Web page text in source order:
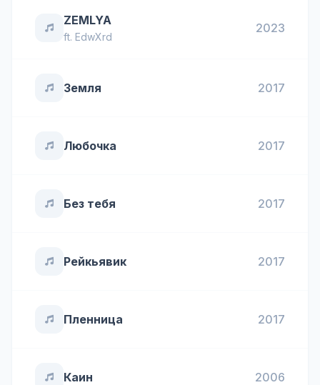
ZEMLYA
ft. EdwXrd
2023
Земля 2017
Любочка 2017
Без тебя 2017
Рейкьявик 2017
Пленница 2017
Каин 2006